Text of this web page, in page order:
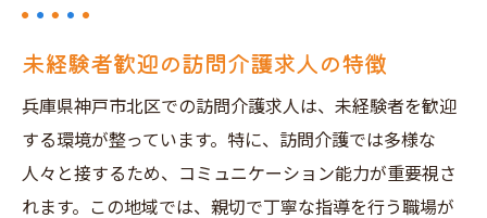
方法
未経験者歓迎の訪問介護求人の特徴
兵庫県神戸市北区での訪問介護求人は、未経験者を歓迎
する環境が整っています。特に、訪問介護では多様な
人々と接するため、コミュニケーション能力が重要視さ
れます。この地域では、親切で丁寧な指導を行う職場が